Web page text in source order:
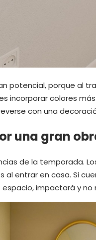
potencial, porque al
incorporar colores
con una
una gran
de la temporada.
al entrar en casa. Si
impactará y